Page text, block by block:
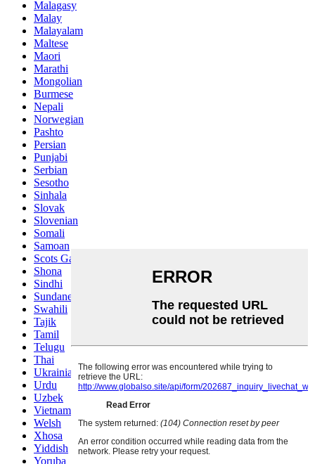
Malagasy
Malay
Malayalam
Maltese
Maori
Marathi
Mongolian
Burmese
Nepali
Norwegian
Pashto
Persian
Punjabi
Serbian
Sesotho
Sinhala
Slovak
Slovenian
Somali
Samoan
Scots Gaelic
Shona
Sindhi
Sundanese
Swahili
Tajik
Tamil
Telugu
Thai
Ukrainian
Urdu
Uzbek
Vietnamese
Welsh
Xhosa
Yiddish
Yoruba